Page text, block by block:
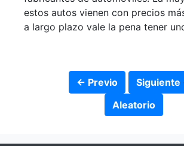
estos autos vienen con precios
a largo plazo vale la pena tener
← Previo
Aleatorio